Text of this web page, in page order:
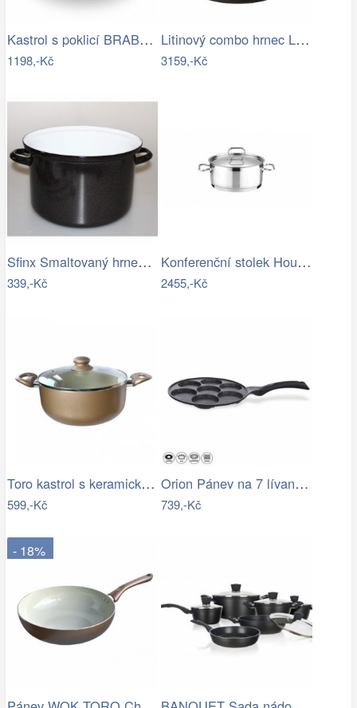
Kastrol s poklicí BRABANTIA 24cm 4,4l…
1198,-Kč
Litinový combo hrnec Lodge 4,7 l …
3159,-Kč
Sfinx Smaltovaný hrnec Standard, 24 cm,…
339,-Kč
Konferenční stolek Houseland Prime…
2455,-Kč
Toro kastrol s keramickým povrchem…
599,-Kč
Orion Pánev na 7 lívanců Grande pr. 27…
739,-Kč
- 18%